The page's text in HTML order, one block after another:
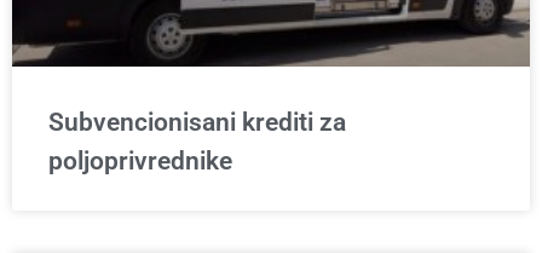
Subvencionisani krediti za
poljoprivrednike